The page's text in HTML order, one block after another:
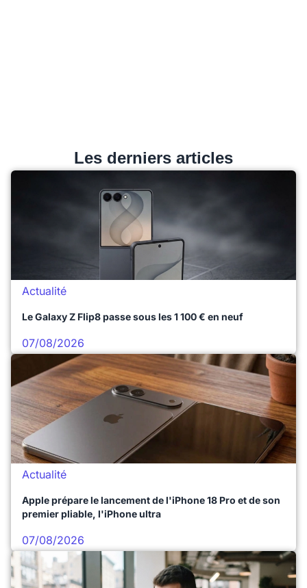
Les derniers articles
Actualité
Le Galaxy Z Flip8 passe sous les 1 100 € en neuf
07/08/2026
Actualité
Apple prépare le lancement de l'iPhone 18 Pro et de son
premier pliable, l'iPhone ultra
07/08/2026